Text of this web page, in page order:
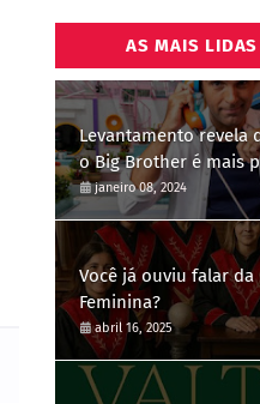
AS MAIS
Levantamento revela
o Big Brother é mais
Brasil
janeiro 08, 2024
Você já ouviu falar da
Feminina?
abril 16, 2025